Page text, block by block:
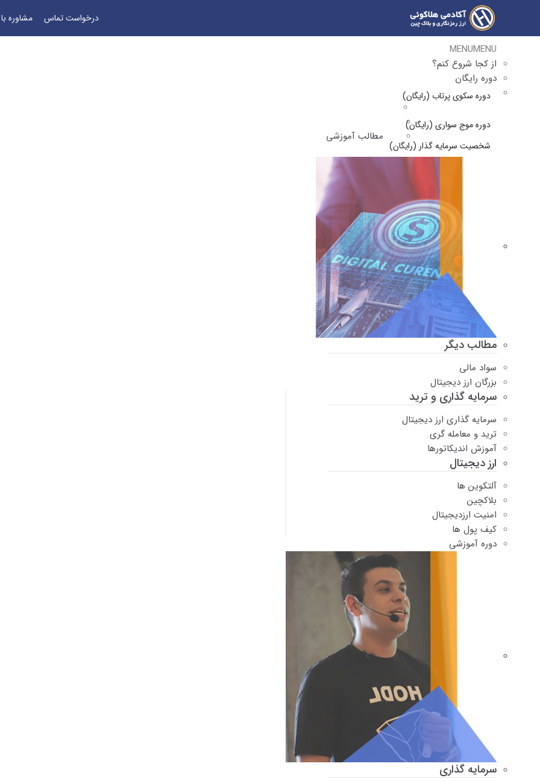
درخواست تماس مشاوره
MENUMENU
از کجا شروع کنم؟
دوره رایگان
دوره سکوی پرتاب (رایگان)
دوره موج سواری (رایگان)
شخصیت سرمایه گذار (رایگان)
مطالب آموزشی
مطالب دیگر
سواد مالی
بزرگان ارز دیجیتال
سرمایه گذاری و ترید
سرمایه گذاری ارز دیجیتال
ترید و معامله گری
آموزش اندیکاتورها
ارز دیجیتال
آلتکوین ها
بلاکچین
امنیت ارزدیجیتال
کیف پول ها
دوره‌ آموزشی
سرمایه گذاری